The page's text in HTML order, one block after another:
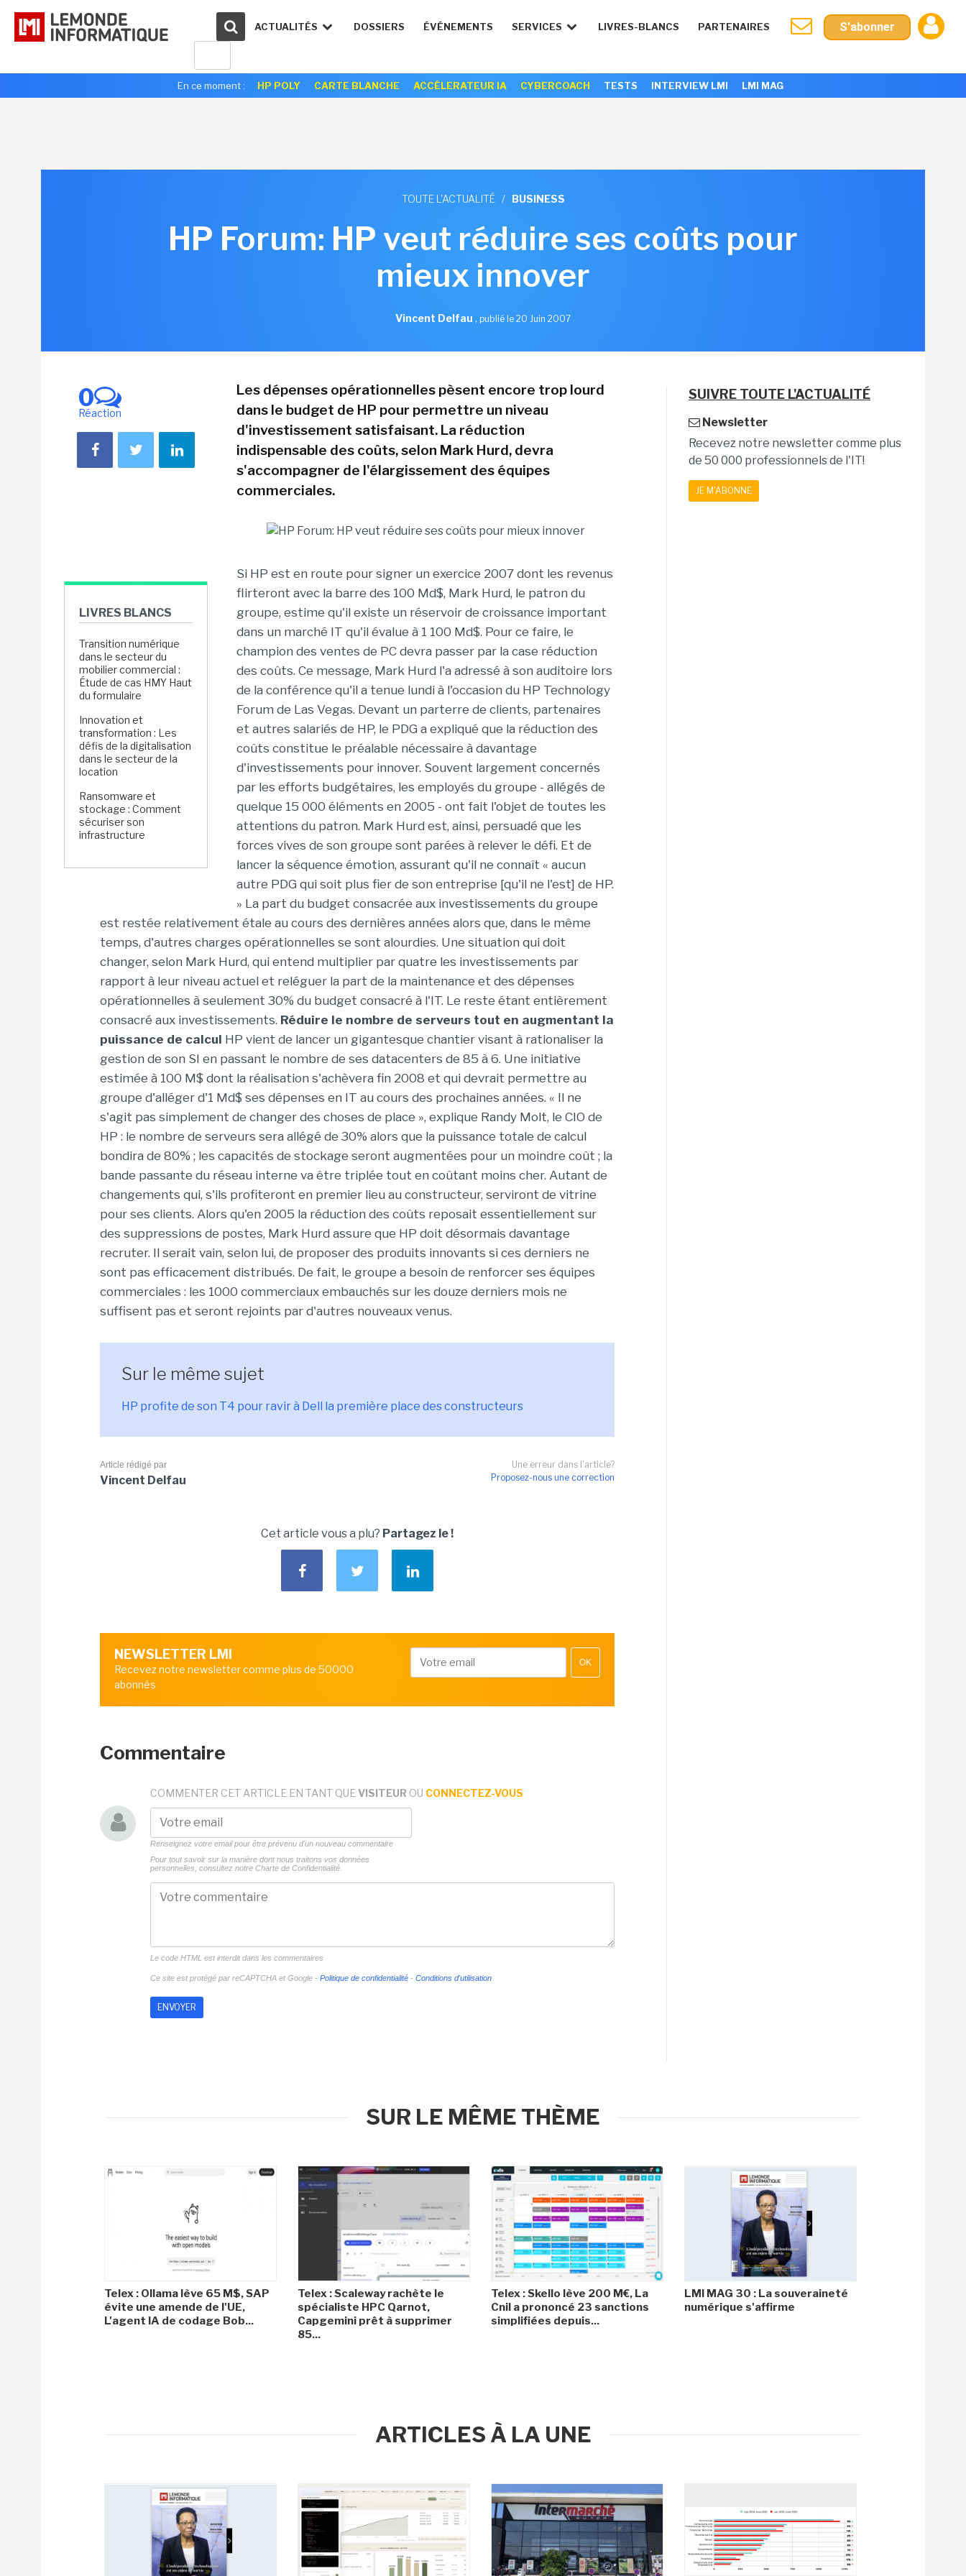
ACTUALITÉS DOSSIERS ÉVÉNEMENTS SERVICES LIVRES-BLANCS PARTENAIRES S'abonner
En ce moment : HP POLY CARTE BLANCHE ACCÉLERATEUR IA CYBERCOACH TESTS INTERVIEW LMI LMI MAG
TOUTE L'ACTUALITÉ / BUSINESS
HP Forum: HP veut réduire ses coûts pour
mieux innover
Vincent Delfau , publié le 20 Juin 2007
0
Réaction
LIVRES BLANCS
Transition numérique
dans le secteur du
mobilier commercial :
Étude de cas HMY Haut
du formulaire
Innovation et
transformation : Les
défis de la digitalisation
dans le secteur de la
location
Ransomware et
stockage : Comment
sécuriser son
infrastructure
Les dépenses opérationnelles pèsent encore trop lourd
dans le budget de HP pour permettre un niveau
d'investissement satisfaisant. La réduction
indispensable des coûts, selon Mark Hurd, devra
s'accompagner de l'élargissement des équipes
commerciales.
Si HP est en route pour signer un exercice 2007 dont les revenus
flirteront avec la barre des 100 Md$, Mark Hurd, le patron du
groupe, estime qu'il existe un réservoir de croissance important
dans un marché IT qu'il évalue à 1 100 Md$. Pour ce faire, le
champion des ventes de PC devra passer par la case réduction
des coûts. Ce message, Mark Hurd l'a adressé à son auditoire lors
de la conférence qu'il a tenue lundi à l'occasion du HP Technology
Forum de Las Vegas. Devant un parterre de clients, partenaires
et autres salariés de HP, le PDG a expliqué que la réduction des
coûts constitue le préalable nécessaire à davantage
d'investissements pour innover. Souvent largement concernés
par les efforts budgétaires, les employés du groupe - allégés de
quelque 15 000 éléments en 2005 - ont fait l'objet de toutes les
attentions du patron. Mark Hurd est, ainsi, persuadé que les
forces vives de son groupe sont parées à relever le défi. Et de
lancer la séquence émotion, assurant qu'il ne connaît « aucun
autre PDG qui soit plus fier de son entreprise [qu'il ne l'est] de HP.
» La part du budget consacrée aux investissements du groupe
est restée relativement étale au cours des dernières années alors que, dans le même
temps, d'autres charges opérationnelles se sont alourdies. Une situation qui doit
changer, selon Mark Hurd, qui entend multiplier par quatre les investissements par
rapport à leur niveau actuel et reléguer la part de la maintenance et des dépenses
opérationnelles à seulement 30% du budget consacré à l'IT. Le reste étant entièrement
consacré aux investissements. Réduire le nombre de serveurs tout en augmentant la
puissance de calcul HP vient de lancer un gigantesque chantier visant à rationaliser la
gestion de son SI en passant le nombre de ses datacenters de 85 à 6. Une initiative
estimée à 100 M$ dont la réalisation s'achèvera fin 2008 et qui devrait permettre au
groupe d'alléger d'1 Md$ ses dépenses en IT au cours des prochaines années. « Il ne
s'agit pas simplement de changer des choses de place », explique Randy Molt, le CIO de
HP : le nombre de serveurs sera allégé de 30% alors que la puissance totale de calcul
bondira de 80% ; les capacités de stockage seront augmentées pour un moindre coût ; la
bande passante du réseau interne va être triplée tout en coûtant moins cher. Autant de
changements qui, s'ils profiteront en premier lieu au constructeur, serviront de vitrine
pour ses clients. Alors qu'en 2005 la réduction des coûts reposait essentiellement sur
des suppressions de postes, Mark Hurd assure que HP doit désormais davantage
recruter. Il serait vain, selon lui, de proposer des produits innovants si ces derniers ne
sont pas efficacement distribués. De fait, le groupe a besoin de renforcer ses équipes
commerciales : les 1000 commerciaux embauchés sur les douze derniers mois ne
suffisent pas et seront rejoints par d'autres nouveaux venus.
Sur le même sujet
HP profite de son T4 pour ravir à Dell la première place des constructeurs
Une erreur dans l'article?
Proposez-nous une correction
Article rédigé par
Vincent Delfau
Cet article vous a plu? Partagez le !
NEWSLETTER LMI
Recevez notre newsletter comme plus de 50000
abonnés
OK
Commentaire
COMMENTER CET ARTICLE EN TANT QUE VISITEUR OU CONNECTEZ-VOUS
Renseignez votre email pour être prévenu d'un nouveau commentaire
Pour tout savoir sur la manière dont nous traitons vos données
personnelles, consultez notre Charte de Confidentialité.
Le code HTML est interdit dans les commentaires
Ce site est protégé par reCAPTCHA et Google - Politique de confidentialité - Conditions d'utilisation
SUIVRE TOUTE L'ACTUALITÉ
Newsletter
Recevez notre newsletter comme plus
de 50 000 professionnels de l'IT!
JE M'ABONNE
SUR LE MÊME THÈME
Telex : Ollama lève 65 M$, SAP
évite une amende de l'UE,
L'agent IA de codage Bob...
Telex : Scaleway rachète le
spécialiste HPC Qarnot,
Capgemini prêt à supprimer
85...
Telex : Skello lève 200 M€, La
Cnil a prononcé 23 sanctions
simplifiées depuis...
LMI MAG 30 : La souveraineté
numérique s'affirme
ARTICLES À LA UNE